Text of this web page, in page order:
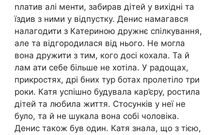
nлатив алі менти, забирав дітей у вихідні та
їздив з ними у відпустку. Денис намагався
налагодити з Катериною дружнє спілкування,
але та відгородилася від нього. Не могла
вона дружити з тим, кого досі кохала. Та й
лам ати себе більше не хотіла. У радощах,
прикростях, дрі бних тур ботах пролетіло три
роки. Катя успішно будувала кар’єру, ростила
дітей та любила життя. Стосунків у неї не
було, та й не шукала вона собі чоловіка.
Денис також був один. Катя знала, що з тією,